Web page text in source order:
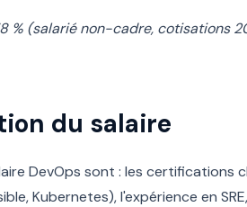
% (salarié non-cadre, cotisations
du salaire
DevOps sont : les certifications
Kubernetes), l'expérience en